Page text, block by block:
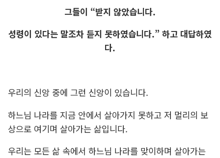
그들이 “받지 않았습니다.
성령이 있다는 말조차 듣지 못하였습니다.” 하고 대답하였
다.
우리의 신앙 중에 그런 신앙이 있습니다.
하느님 나라를 지금 안에서 살아가지 못하고 저 멀리의 보
상으로 여기며 살아가는 삶입니다.
우리는 모든 삶 속에서 하느님 나라를 맞이하며 살아가는